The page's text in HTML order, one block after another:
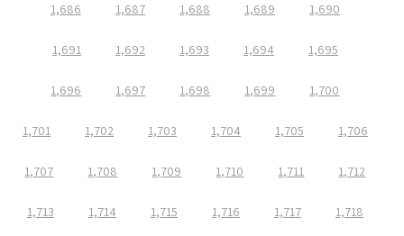
1,686 1,687 1,688 1,689 1,690
1,691 1,692 1,693 1,694 1,695
1,696 1,697 1,698 1,699 1,700
1,701 1,702 1,703 1,704 1,705 1,706
1,707 1,708 1,709 1,710 1,711 1,712
1,713 1,714 1,715 1,716 1,717 1,718